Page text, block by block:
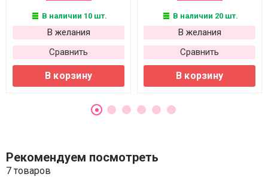
В наличии 10 шт.
В желания
Сравнить
В корзину
В наличии 20 шт.
В желания
Сравнить
В корзину
Рекомендуем посмотреть
7 товаров